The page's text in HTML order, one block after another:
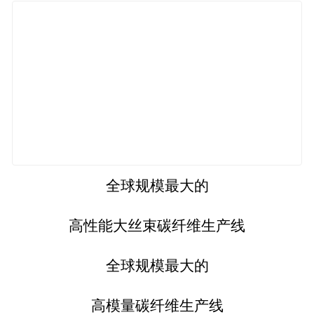
全球规模最大的
高性能大丝束碳纤维生产线
全球规模最大的
高模量碳纤维生产线